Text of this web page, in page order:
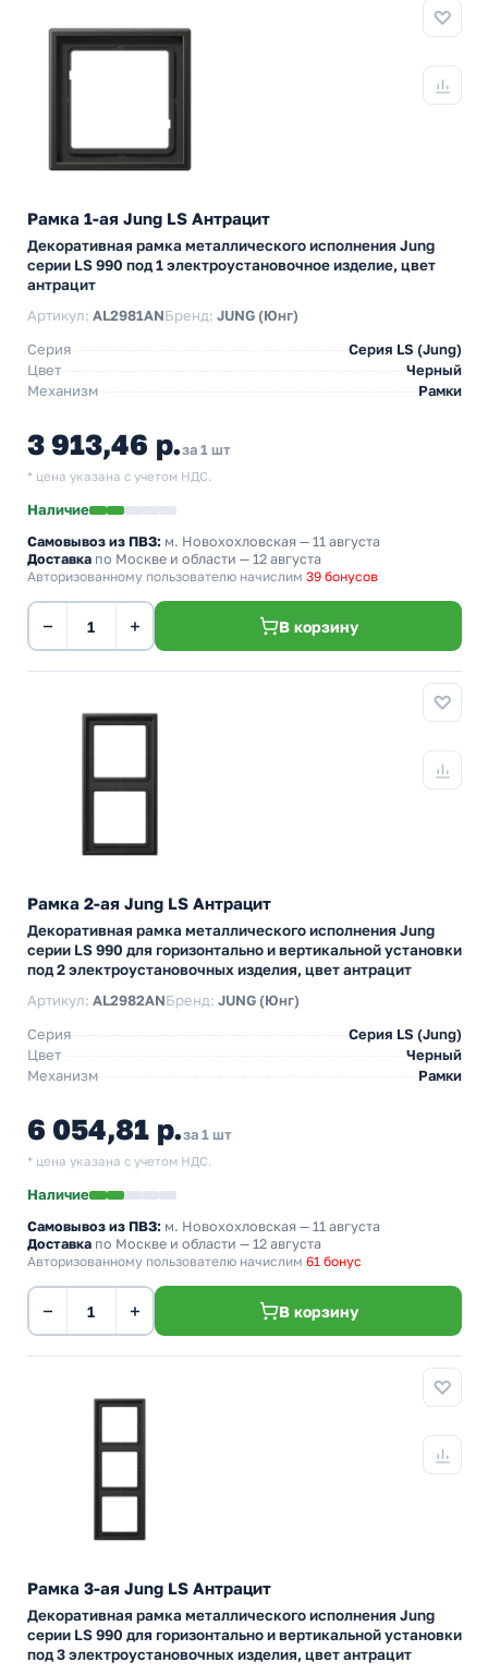
Рамка 1-ая Jung LS Антрацит
Декоративная рамка металлического исполнения Jung
серии LS 990 под 1 электроустановочное изделие, цвет
антрацит
Артикул: AL2981ANБренд: JUNG (Юнг)
Серия
Серия LS (Jung)
Цвет
Черный
Механизм
Рамки
3 913,46 р.за 1 шт
* цена указана с учетом НДС.
Наличие
Самовывоз из ПВЗ: м. Новохохловская — 11 августа
Доставка по Москве и области — 12 августа
Авторизованному пользователю начислим 39 бонусов
− + В корзину
Рамка 2-ая Jung LS Антрацит
Декоративная рамка металлического исполнения Jung
серии LS 990 для горизонтально и вертикальной установки
под 2 электроустановочных изделия, цвет антрацит
Артикул: AL2982ANБренд: JUNG (Юнг)
Серия
Серия LS (Jung)
Цвет
Черный
Механизм
Рамки
6 054,81 р.за 1 шт
* цена указана с учетом НДС.
Наличие
Самовывоз из ПВЗ: м. Новохохловская — 11 августа
Доставка по Москве и области — 12 августа
Авторизованному пользователю начислим 61 бонус
− + В корзину
Рамка 3-ая Jung LS Антрацит
Декоративная рамка металлического исполнения Jung
серии LS 990 для горизонтально и вертикальной установки
под 3 электроустановочных изделия, цвет антрацит